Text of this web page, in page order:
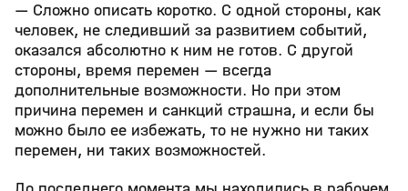
— Сложно описать коротко. С одной стороны, как
человек, не следивший за развитием событий,
оказался абсолютно к ним не готов. С другой
стороны, время перемен — всегда
дополнительные возможности. Но при этом
причина перемен и санкций страшна, и если бы
можно было ее избежать, то не нужно ни таких
перемен, ни таких возможностей.